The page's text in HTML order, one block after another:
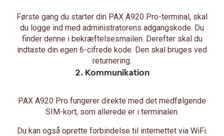
Første gang du starter din PAX A920 Pro-terminal, skal
du logge ind med administratorens adgangskode. Du
finder denne i bekræftelsesmailen. Derefter skal du
indtaste din egen 6-cifrede kode. Den skal bruges ved
returnering.
2. Kommunikation
PAX A920 Pro fungerer direkte med det medfølgende
SIM-kort, som allerede er i terminalen.
Du kan også oprette forbindelse til internettet via WiFi.